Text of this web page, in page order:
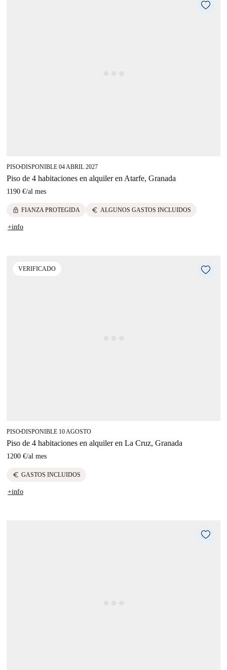
PISO■DISPONIBLE 04 ABRIL 2027
Piso de 4 habitaciones en alquiler en Atarfe, Granada
1190 €/al mes
lock FIANZA PROTEGIDA euro ALGUNOS GASTOS INCLUIDOS
+info
VERIFICADO
PISO■DISPONIBLE 10 AGOSTO
Piso de 4 habitaciones en alquiler en La Cruz, Granada
1200 €/al mes
euro GASTOS INCLUIDOS
+info